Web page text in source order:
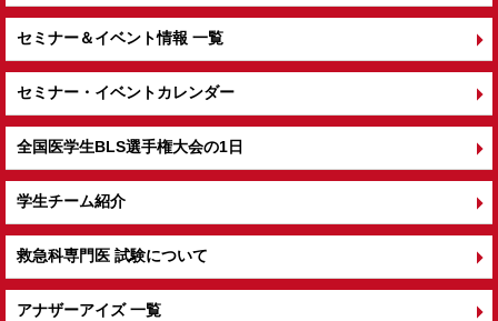
セミナー＆イベント情報 一覧
セミナー・イベントカレンダー
全国医学生BLS選手権大会の1日
学生チーム紹介
救急科専門医 試験について
アナザーアイズ 一覧